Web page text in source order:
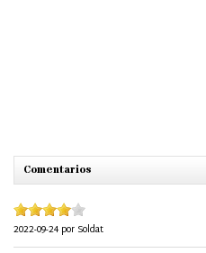
Comentarios
2022-09-24 por Soldat